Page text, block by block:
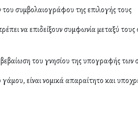
συμβολαιογράφου της επιλογής τους
να επιδείξουν συμφωνία μεταξύ τους
του γνησίου της υπογραφής
είναι νομικά απαραίτητο και